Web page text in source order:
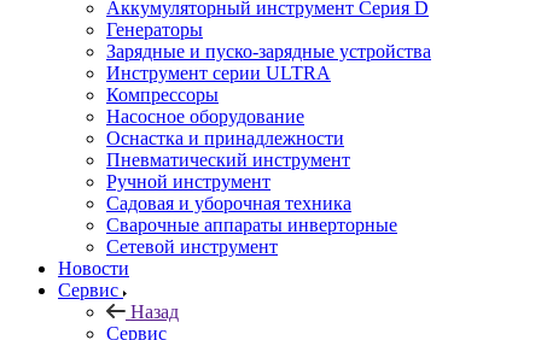
Аккумуляторный инструмент Серия D
Генераторы
Зарядные и пуско-зарядные устройства
Инструмент серии ULTRA
Компрессоры
Насосное оборудование
Оснастка и принадлежности
Пневматический инструмент
Ручной инструмент
Садовая и уборочная техника
Сварочные аппараты инверторные
Сетевой инструмент
Новости
Сервис
Назад
Сервис